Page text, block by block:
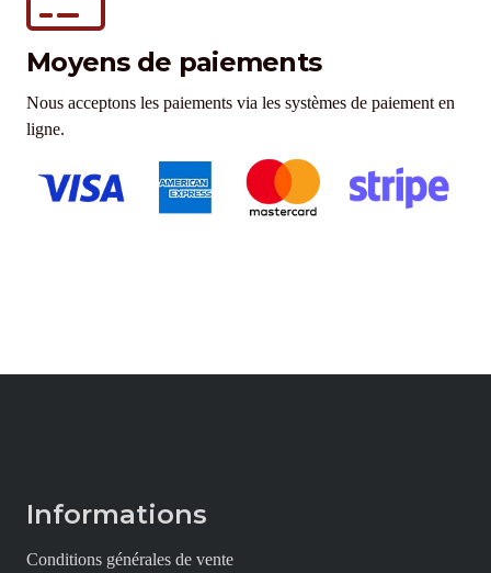
Moyens de paiements
Nous acceptons les paiements via les systèmes de paiement en
ligne.
Informations
Conditions générales de vente